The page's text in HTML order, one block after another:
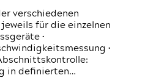
verschiedenen
für die einzelnen
•
•
in definierten…